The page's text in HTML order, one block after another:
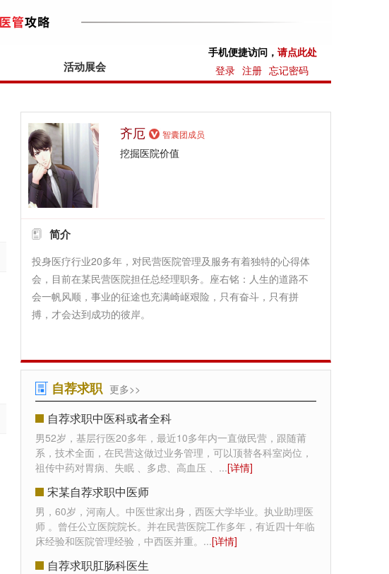
活动展会
手机便捷访问， 请点此处
登录 注册 忘记密码
齐厄 智囊团成员
挖掘医院价值
简介
投身医疗行业20多年，对民营医院管理及服务有着独特的心得体
会，目前在某民营医院担任总经理职务。座右铭：人生的道路不
会一帆风顺，事业的征途也充满崎岖艰险，只有奋斗，只有拼
搏，才会达到成功的彼岸。
自荐求职 更多>>
自荐求职中医科或者全科
男52岁，基层行医20多年，最近10多年内一直做民营，跟随莆
系，技术全面，在民营这做过业务管理，可以顶替各科室岗位，
祖传中药对胃病、失眠 、多虑、高血压 、 ...[详情]
宋某自荐求职中医师
男，60岁，河南人。中医世家出身，西医大学毕业。执业助理医
师 。曾任公立医院院长。并在民营医院工作多年，有近四十年临
床经验和医院管理经验，中西医并重。 ...[详情]
自荐求职肛肠科医生